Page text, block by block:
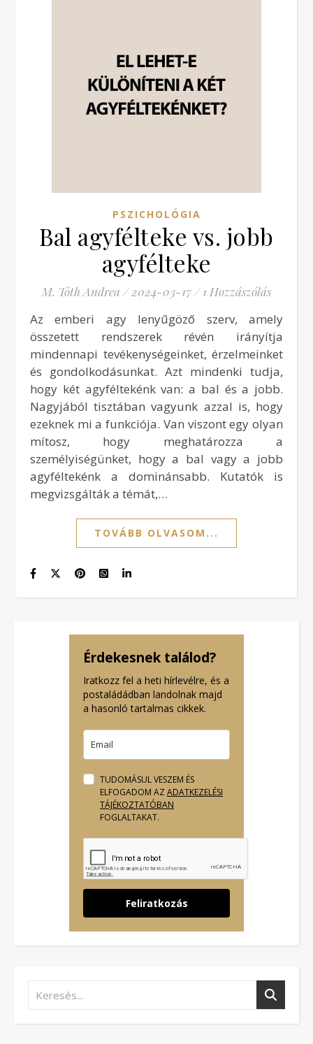
PSZICHOLÓGIA
Bal agyfélteke vs. jobb
agyfélteke
M. Tóth Andrea / 2024-03-17/ 1 Hozzászólás
Az emberi agy lenyűgöző szerv, amely
összetett rendszerek révén irányítja
mindennapi tevékenységeinket, érzelmeinket
és gondolkodásunkat. Azt mindenki tudja,
hogy két agyféltekénk van: a bal és a jobb.
Nagyjából tisztában vagyunk azzal is, hogy
ezeknek mi a funkciója. Van viszont egy olyan
mítosz, hogy meghatározza a
személyiségünket, hogy a bal vagy a jobb
agyféltekénk a dominánsabb. Kutatók is
megvizsgálták a témát,…
TOVÁBB OLVASOM...
Érdekesnek találod?
Iratkozz fel a heti hírlevélre, és a
postaládádban landolnak majd
a hasonló tartalmas cikkek.
TUDOMÁSUL VESZEM ÉS
ELFOGADOM AZ ADATKEZELÉSI
TÁJÉKOZTATÓBAN
FOGLALTAKAT.
Feliratkozás